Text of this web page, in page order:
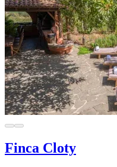
Finca Cloty